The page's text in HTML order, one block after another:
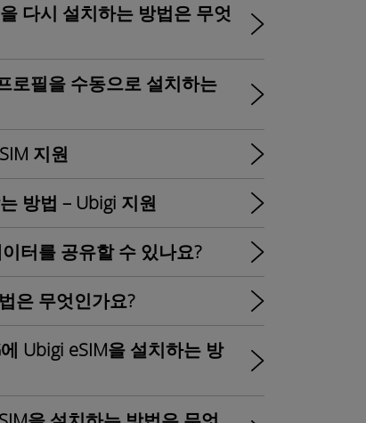
다시 설치하는 방법은 무엇
로필을 수동으로 설치하는
지원
방법 – Ubigi 지원
터를 공유할 수 있나요?
은 무엇인가요?
Ubigi eSIM을 설치하는 방